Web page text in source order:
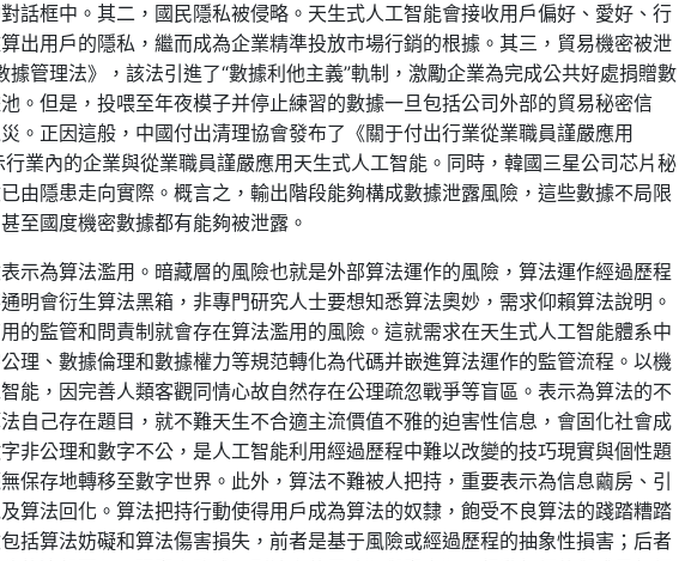
話框中。其二，國民隱私被侵略。天生式人工智能會接收用戶偏好、愛好、行
出用戶的隱私，繼而成為企業精準投放市場行銷的根據。其三，貿易機密被泄
管理法》，該法引進了“數據利他主義”軌制，激勵企業為完成公共好處捐贈數
。但是，投喂至年夜模子并停止練習的數據一旦包括公司外部的貿易秘密信
。正因這般，中國付出清理協會發布了《關于付出行業從業職員謹嚴應用
業內的企業與從業職員謹嚴應用天生式人工智能。同時，韓國三星公司芯片秘
由隱患走向實際。概言之，輸出階段能夠構成數據泄露風險，這些數據不局限
至國度機密數據都有能夠被泄露。
示為算法濫用。暗藏層的風險也就是外部算法運作的風險，算法運作經過歷程
明會衍生算法黑箱，非專門研究人士要想知悉算法奧妙，需求仰賴算法說明。
的監管和問責制就會存在算法濫用的風險。這就需求在天生式人工智能體系中
理、數據倫理和數據權力等規范轉化為代碼并嵌進算法運作的監管流程。以機
能，因完善人類客觀同情心故自然存在公理疏忽戰爭等盲區。表示為算法的不
自己存在題目，就不難天生不合適主流價值不雅的迫害性信息，會固化社會成
非公理和數字不公，是人工智能利用經過歷程中難以改變的技巧現實與個性題
保存地轉移至數字世界。此外，算法不難被人把持，重要表示為信息繭房、引
算法回化。算法把持行動使得用戶成為算法的奴隸，飽受不良算法的踐踏糟踏
括算法妨礙和算法傷害損失，前者是基于風險或經過歷程的抽象性損害；后者